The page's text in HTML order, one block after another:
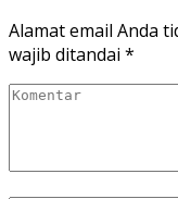
Alamat email Anda
wajib ditandai *